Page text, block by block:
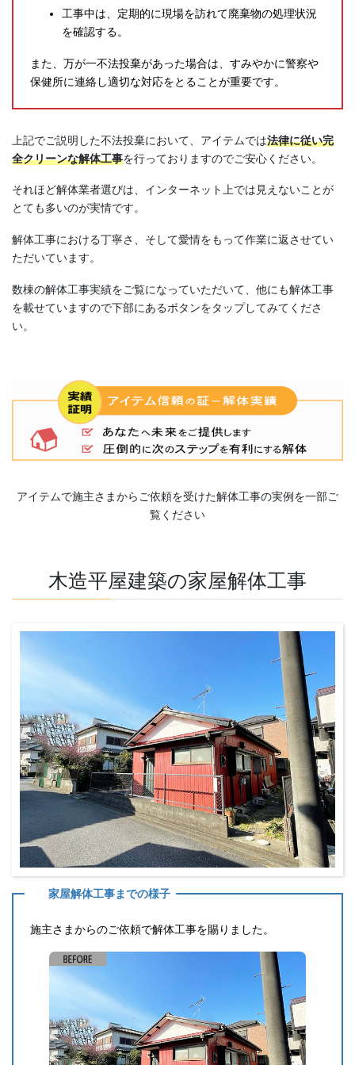
工事中は、定期的に現場を訪れて廃棄物の処理状況
を確認する。
また、万が一不法投棄があった場合は、すみやかに警察や
保健所に連絡し適切な対応をとることが重要です。
上記でご説明した不法投棄において、アイテムでは法律に従い完
全クリーンな解体工事を行っておりますのでご安心ください。
それほど解体業者選びは、インターネット上では見えないことが
とても多いのが実情です。
解体工事における丁寧さ、そして愛情をもって作業に返させてい
ただいています。
数棟の解体工事実績をご覧になっていただいて、他にも解体工事
を載せていますので下部にあるボタンをタップしてみてくださ
い。
アイテムで施主さまからご依頼を受けた解体工事の実例を一部ご
覧ください
木造平屋建築の家屋解体工事
家屋解体工事までの様子
施主さまからのご依頼で解体工事を賜りました。